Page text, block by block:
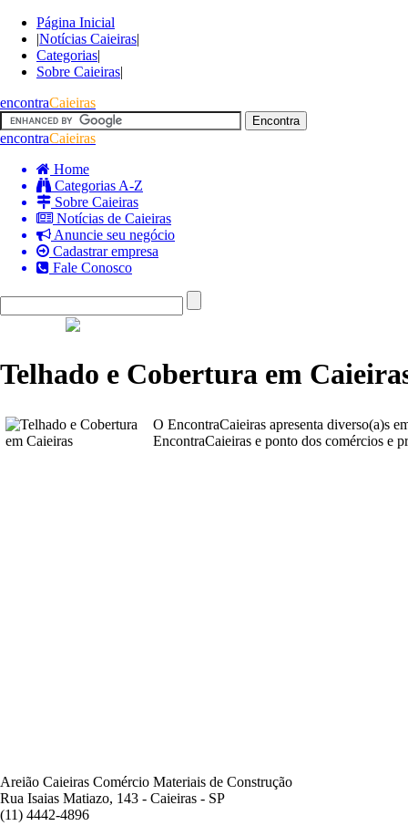
Página Inicial
|Notícias Caieiras|
Categorias|
Sobre Caieiras|
encontraCaieiras
encontraCaieiras
Home
Categorias A-Z
Sobre Caieiras
Notícias de Caieiras
Anuncie seu negócio
Cadastrar empresa
Fale Conosco
Telhado e Cobertura em
O EncontraCaieiras apresenta diverso(a)s
EncontraCaieiras e ponto dos comércios e
Areião Caieiras Comércio Materiais de Construção
Rua Isaias Matiazo, 143 - Caieiras - SP
(11) 4442-4896